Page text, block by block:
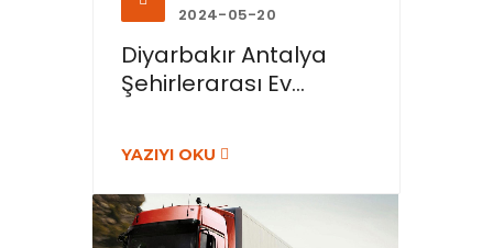
2024-05-20
Diyarbakır Antalya
Şehirlerarası Ev...
YAZIYI OKU